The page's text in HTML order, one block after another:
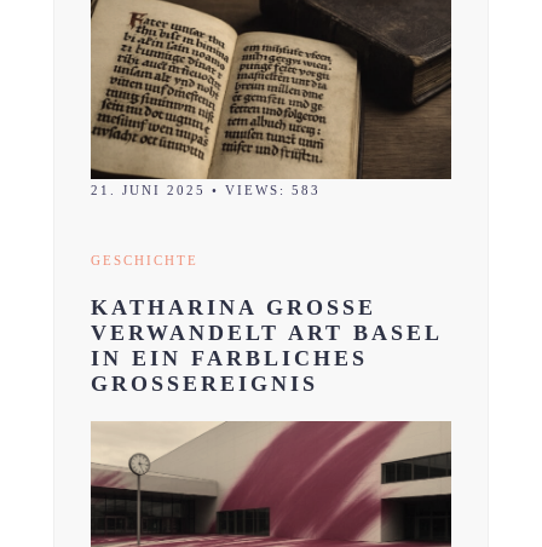
21. JUNI 2025 • VIEWS: 583
GESCHICHTE
KATHARINA GROSSE
VERWANDELT ART BASEL
IN EIN FARBLICHES
GROSSEREIGNIS